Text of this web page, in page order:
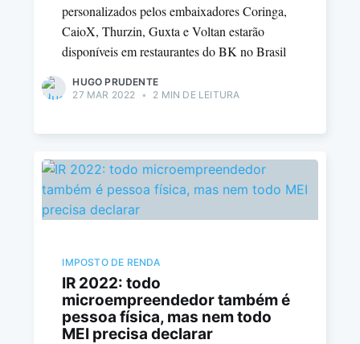
personalizados pelos embaixadores Coringa,
CaioX, Thurzin, Guxta e Voltan estarão
disponíveis em restaurantes do BK no Brasil
HUGO PRUDENTE
27 MAR 2022
• 2 MIN DE LEITURA
IMPOSTO DE RENDA
IR 2022: todo
microempreendedor também é
pessoa física, mas nem todo
MEI precisa declarar